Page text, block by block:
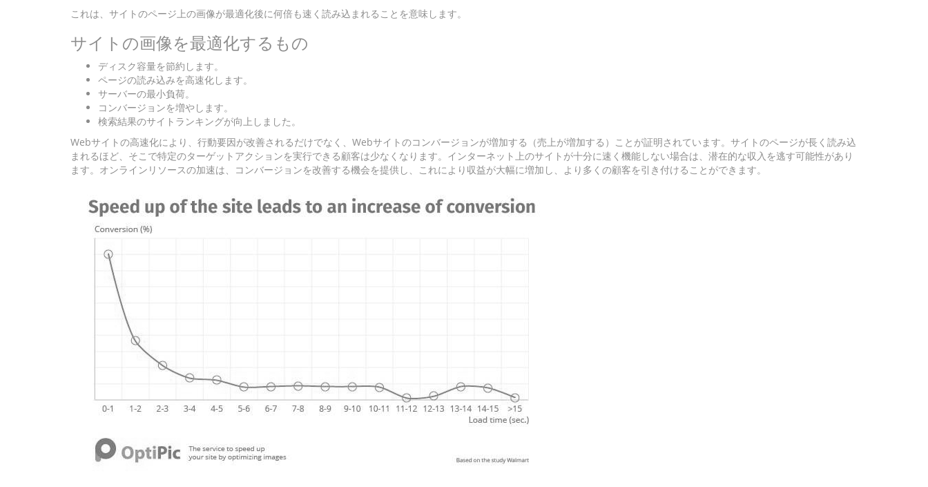
これは、サイトのページ上の画像が最適化後に何倍も速く読み込まれることを意味します。
サイトの画像を最適化するもの
ディスク容量を節約します。
ページの読み込みを高速化します。
サーバーの最小負荷。
コンバージョンを増やします。
検索結果のサイトランキングが向上しました。
Webサイトの高速化により、行動要因が改善されるだけでなく、Webサイトのコンバージョンが増加する（売上が増加する）ことが証明されています。サイトのページが長く読み込
まれるほど、そこで特定のターゲットアクションを実行できる顧客は少なくなります。インターネット上のサイトが十分に速く機能しない場合は、潜在的な収入を逃す可能性があり
ます。オンラインリソースの加速は、コンバージョンを改善する機会を提供し、これにより収益が大幅に増加し、より多くの顧客を引き付けることができます。